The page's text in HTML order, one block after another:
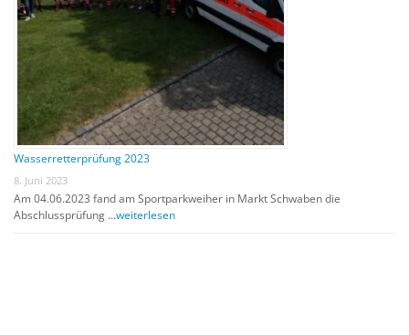
Wasserretterprüfung 2023
8. Juni 2023
Am 04.06.2023 fand am Sportparkweiher in Markt Schwaben die
Abschlussprüfung …weiterlesen